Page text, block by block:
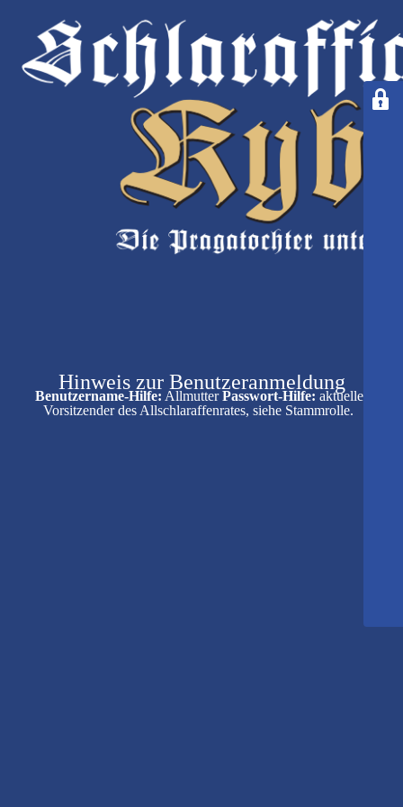
Hinweis zur Benutzeranmeldung
Benutzername-Hilfe: AllmutterPasswort-Hilfe: aktueller
Vorsitzender des Allschlaraffenrates, siehe Stammrolle.